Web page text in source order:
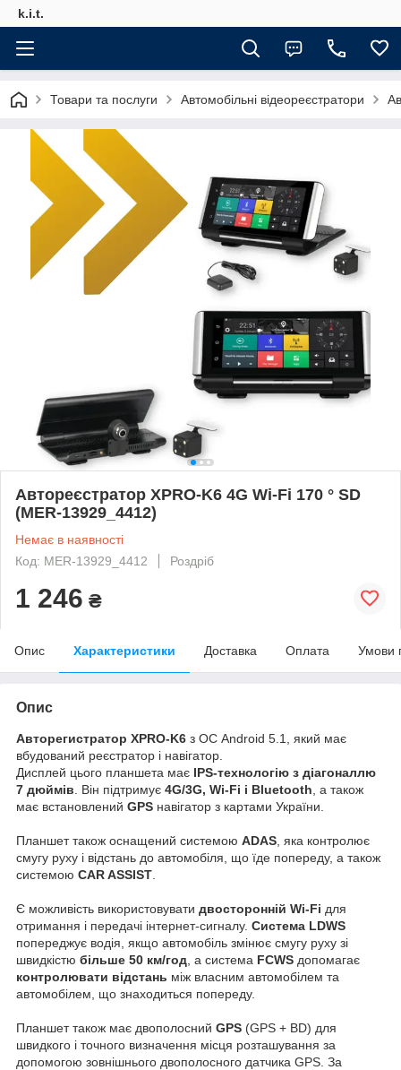
k.i.t.
Товари та послуги Автомобільні відеореєстратори
Автореєстратор XPRO-K6 4G Wi-Fi 170 ° SD
(MER-13929_4412)
Немає в наявності
Код: MER-13929_4412
Роздріб
1 246 ₴
Опис Характеристики Доставка Оплата Умови
Опис
Авторегистратор XPRO-K6 з ОС Android 5.1, який має
вбудований реєстратор і навігатор.
Дисплей цього планшета має IPS-технологію з діагоналлю
7 дюймів . Він підтримує 4G/3G, Wi-Fi і Bluetooth , а також
має встановлений GPS навігатор з картами України.
Планшет також оснащений системою ADAS , яка контролює
смугу руху і відстань до автомобіля, що їде попереду, а також
системою CAR ASSIST
Є можливість використовувати двосторонній Wi-Fi для
отримання і передачі інтернет-сигналу. Система LDWS
попереджує водія, якщо автомобіль змінює смугу руху зі
швидкістю більше 50 км/год , а система FCWS допомагає
контролювати відстань між власним автомобілем та
автомобілем, що знаходиться попереду.
Планшет також має двополосний GPS (GPS + BD) для
швидкого і точного визначення місця розташування за
допомогою зовнішнього двополосного датчика GPS. За